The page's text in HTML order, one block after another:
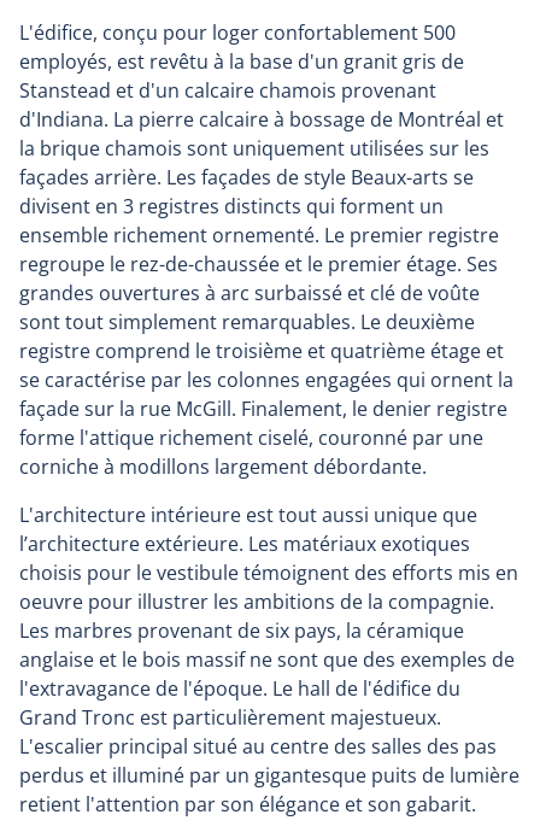
L'édifice, conçu pour loger confortablement 500
employés, est revêtu à la base d'un granit gris de
Stanstead et d'un calcaire chamois provenant
d'Indiana. La pierre calcaire à bossage de Montréal et
la brique chamois sont uniquement utilisées sur les
façades arrière. Les façades de style Beaux-arts se
divisent en 3 registres distincts qui forment un
ensemble richement ornementé. Le premier registre
regroupe le rez-de-chaussée et le premier étage. Ses
grandes ouvertures à arc surbaissé et clé de voûte
sont tout simplement remarquables. Le deuxième
registre comprend le troisième et quatrième étage et
se caractérise par les colonnes engagées qui ornent la
façade sur la rue McGill. Finalement, le denier registre
forme l'attique richement ciselé, couronné par une
corniche à modillons largement débordante.
L'architecture intérieure est tout aussi unique que
l’architecture extérieure. Les matériaux exotiques
choisis pour le vestibule témoignent des efforts mis en
oeuvre pour illustrer les ambitions de la compagnie.
Les marbres provenant de six pays, la céramique
anglaise et le bois massif ne sont que des exemples de
l'extravagance de l'époque. Le hall de l'édifice du
Grand Tronc est particulièrement majestueux.
L'escalier principal situé au centre des salles des pas
perdus et illuminé par un gigantesque puits de lumière
retient l'attention par son élégance et son gabarit.